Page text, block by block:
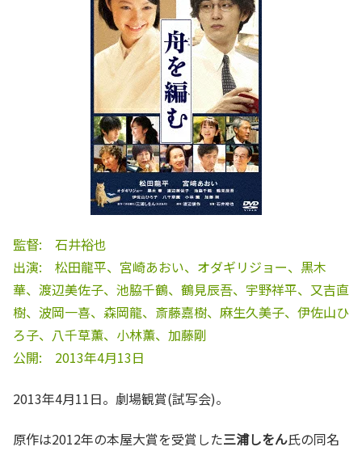
監督: 石井裕也
出演: 松田龍平、宮崎あおい、オダギリジョー、黒木
華、渡辺美佐子、池脇千鶴、鶴見辰吾、宇野祥平、又吉直
樹、波岡一喜、森岡龍、斎藤嘉樹、麻生久美子、伊佐山ひ
ろ子、八千草薫、小林薫、加藤剛
公開: 2013年4月13日
2013年4月11日。劇場観賞(試写会)。
原作は2012年の本屋大賞を受賞した三浦しをん氏の同名